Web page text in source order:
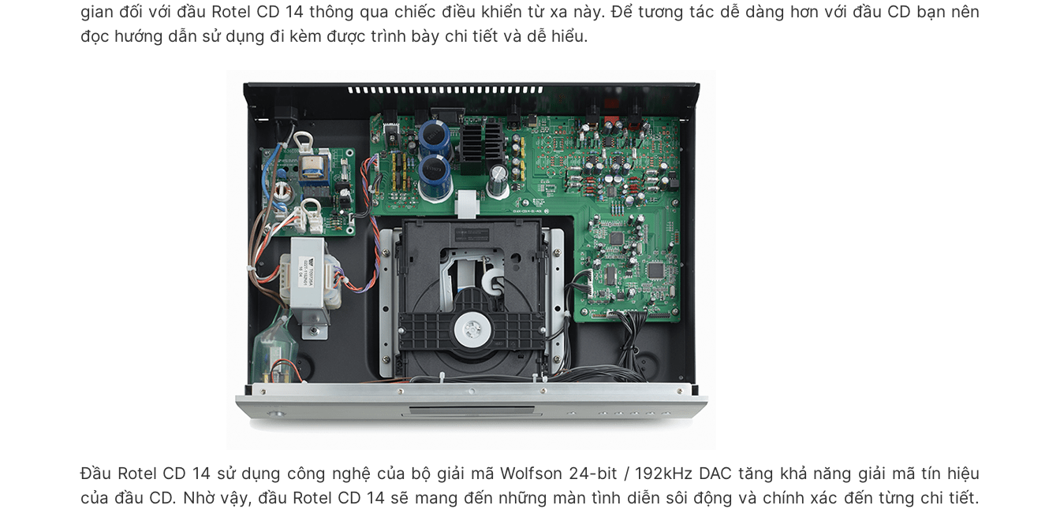
gian đối với đầu Rotel CD 14 thông qua chiếc điều khiển từ xa này. Để tương tác dễ dàng hơn với đầu CD bạn nên
đọc hướng dẫn sử dụng đi kèm được trình bày chi tiết và dễ hiểu.
Đầu Rotel CD 14 sử dụng công nghệ của bộ giải mã Wolfson 24-bit / 192kHz DAC tăng khả năng giải mã tín hiệu
của đầu CD. Nhờ vậy, đầu Rotel CD 14 sẽ mang đến những màn tình diễn sôi động và chính xác đến từng chi tiết.